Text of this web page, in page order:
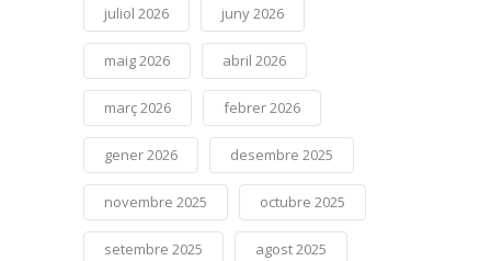
juliol 2026 juny 2026
maig 2026 abril 2026
març 2026 febrer 2026
gener 2026 desembre 2025
novembre 2025 octubre 2025
setembre 2025 agost 2025